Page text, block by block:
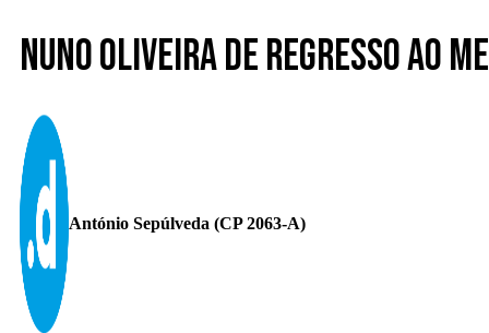
Nuno Oliveira de regresso ao
António Sepúlveda (CP 2063-A)